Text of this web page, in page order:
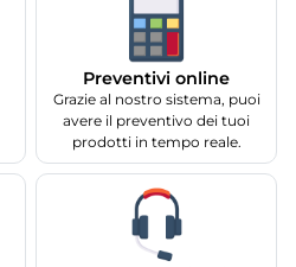
Preventivi online
Grazie al nostro sistema, puoi
avere il preventivo dei tuoi
prodotti in tempo reale.